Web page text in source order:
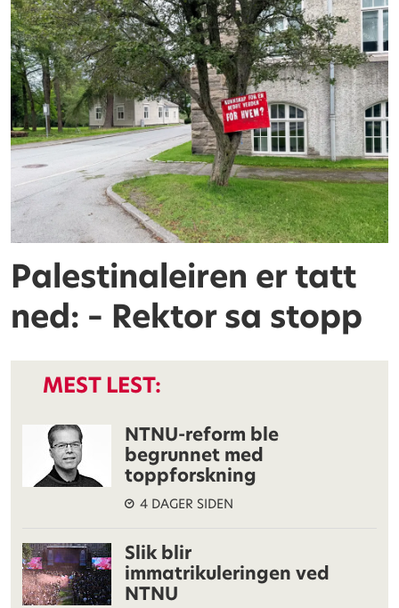
Palestinaleiren er tatt
ned: – Rektor sa stopp
MEST LEST:
NTNU-reform ble
begrunnet med
toppforskning
4 DAGER SIDEN
Slik blir
immatrikuleringen ved
NTNU